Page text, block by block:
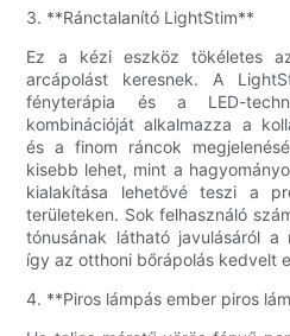
3. **Ránctalanító LightStim**
Ez a kézi eszköz tökéletes
arcápolást keresnek. A
fényterápia és a LED-
kombinációját alkalmazza a
és a finom ráncok
kisebb lehet, mint a
kialakítása lehetővé teszi a
területeken. Sok felhasználó
tónusának látható javulásáról a
így az otthoni bőrápolás kedvelt
4. **Piros lámpás ember piros